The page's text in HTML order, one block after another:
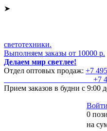
➤
светотехники.
Выполняем заказы от 10000 р.
Делаем мир светлее!
Отдел оптовых продаж: +7 495
+7
Прием заказов в будни с 9:00
Войти
0
на